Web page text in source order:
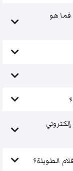
هو
الطويلة؟